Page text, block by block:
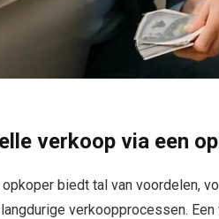
verkoop via een
biedt tal van voordelen,
verkoopprocessen.